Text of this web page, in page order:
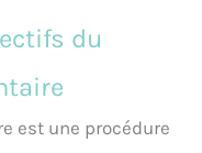
du
est une procédure